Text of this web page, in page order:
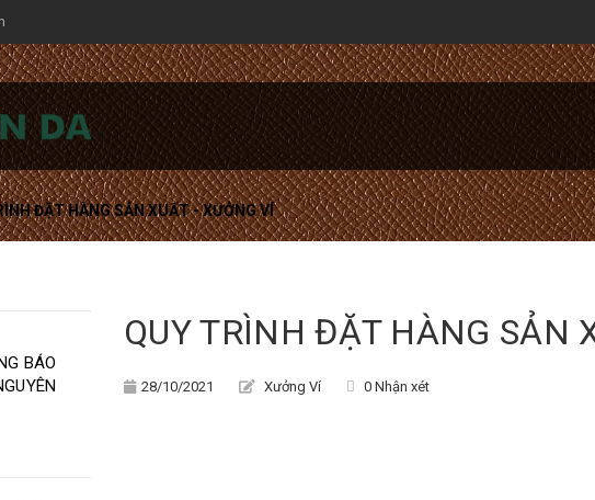
ĐẶT HÀNG SẢN XUẤT - XƯỞNG VÍ
QUY TRÌNH ĐẶT HÀNG SẢN
28/10/2021 Xưởng Ví 0 Nhận xét
BÁO